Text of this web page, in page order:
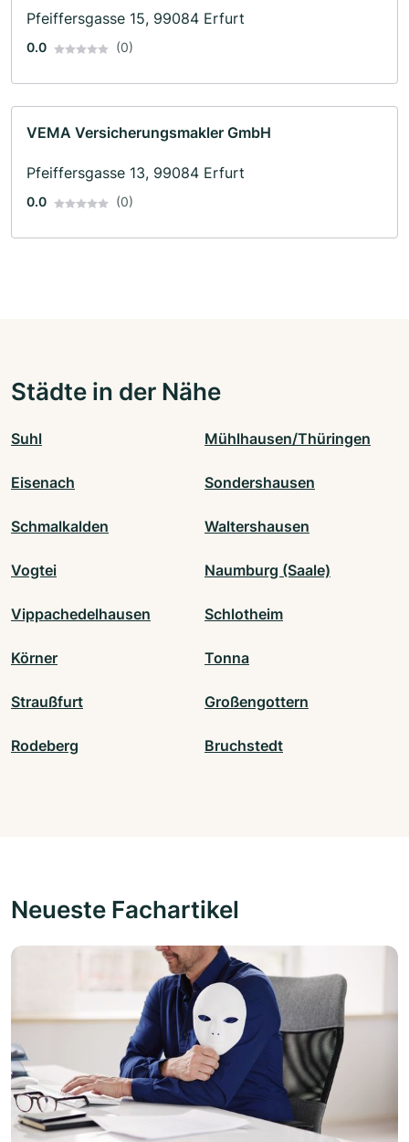
Pfeiffersgasse 15, 99084 Erfurt
0.0 (0)
VEMA Versicherungsmakler GmbH
Pfeiffersgasse 13, 99084 Erfurt
0.0 (0)
Städte in der Nähe
Suhl Mühlhausen/Thüringen
Eisenach Sondershausen
Schmalkalden Waltershausen
Vogtei Naumburg (Saale)
Vippachedelhausen Schlotheim
Körner Tonna
Straußfurt Großengottern
Rodeberg Bruchstedt
Neueste Fachartikel